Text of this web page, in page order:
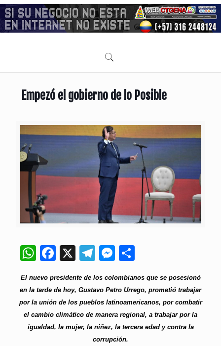
Empezó el gobierno de lo Posible
WhatsApp
Facebook
X Telegram
Messenger
El nuevo presidente de los colombianos que se posesionó
en la tarde de hoy, Gustavo Petro Urrego, prometió trabajar
por la unión de los pueblos latinoamericanos, por combatir
el cambio climático de manera regional, a trabajar por la
igualdad, la mujer, la niñez, la tercera edad y contra la
corrupción.